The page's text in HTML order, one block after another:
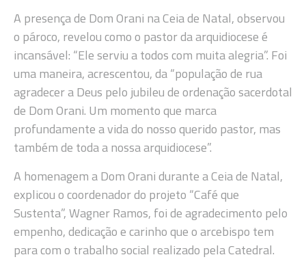
A presença de Dom Orani na Ceia de Natal, observou
o pároco, revelou como o pastor da arquidiocese é
incansável: “Ele serviu a todos com muita alegria”. Foi
uma maneira, acrescentou, da “população de rua
agradecer a Deus pelo jubileu de ordenação sacerdotal
de Dom Orani. Um momento que marca
profundamente a vida do nosso querido pastor, mas
também de toda a nossa arquidiocese”.
A homenagem a Dom Orani durante a Ceia de Natal,
explicou o coordenador do projeto “Café que
Sustenta”, Wagner Ramos, foi de agradecimento pelo
empenho, dedicação e carinho que o arcebispo tem
para com o trabalho social realizado pela Catedral.